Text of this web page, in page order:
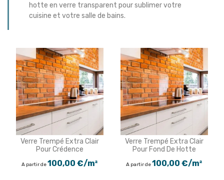
hotte en verre transparent pour sublimer votre
cuisine et votre salle de bains.
Verre Trempé Extra Clair
Pour Crédence
A partir de100,00 €/m²
Verre Trempé Extra Clair
Pour Fond De Hotte
A partir de100,00 €/m²